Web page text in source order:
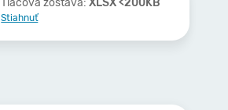
Tlačová zostava:XLSX <200KB
Stiahnuť